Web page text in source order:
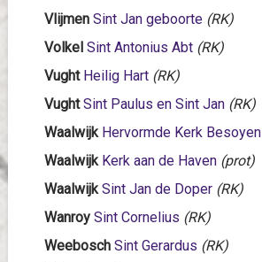
Vlijmen Sint Jan geboorte (RK)
Volkel Sint Antonius Abt (RK)
Vught Heilig Hart (RK)
Vught Sint Paulus en Sint Jan (RK)
Waalwijk Hervormde Kerk Besoyen
Waalwijk Kerk aan de Haven (prot)
Waalwijk Sint Jan de Doper (RK)
Wanroy Sint Cornelius (RK)
Weebosch Sint Gerardus (RK)